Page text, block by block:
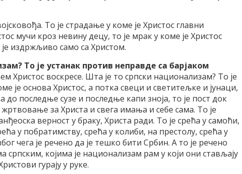
То је страдање у коме је Христос главни
мучи кроз невину децу, то је мрак у коме је Христос
је издржљиво само са Христом.
То је устанак против неправде са барјаком
Христос воскресе. Шта је то српски национализам? То је
је основа Христос, а потка свеци и светитељке и јунаци,
последње сузе и последње капи зноја, то је пост док
за Христа и свега имања и себе сама. То је
верност у браку, Христа ради. То је срећа у самоћи,
у побратимству, срећа у колиби, на престолу, срећа у
чега је речено да је тешко бити Србин. А то је речено
српским, којима је национализам рам у који они стављају
гурају у руке.